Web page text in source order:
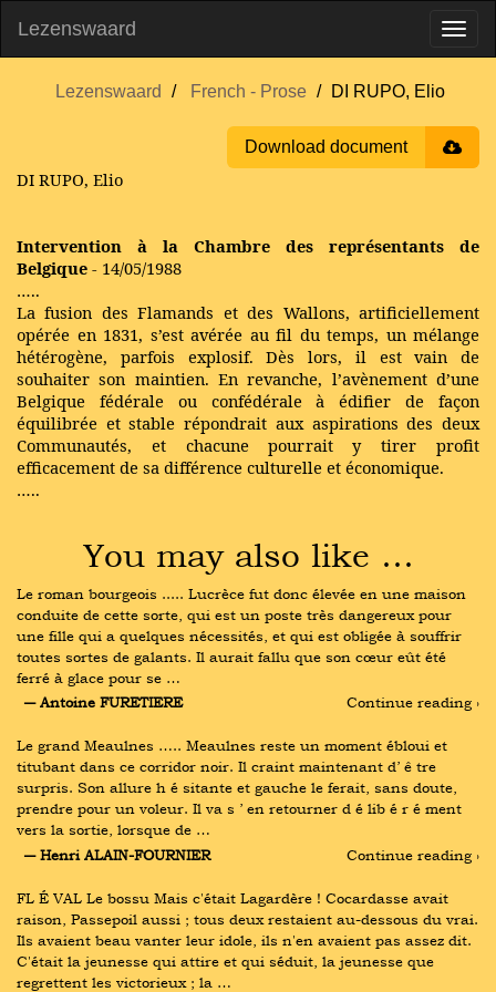
Lezenswaard
Lezenswaard French - Prose DI RUPO, Elio
Download document
DI RUPO, Elio
Intervention à la Chambre des représentants de
Belgique - 14/05/1988
…..
La fusion des Flamands et des Wallons, artificiellement
opérée en 1831, s’est avérée au fil du temps, un mélange
hétérogène, parfois explosif. Dès lors, il est vain de
souhaiter son maintien. En revanche, l’avènement d’une
Belgique fédérale ou confédérale à édifier de façon
équilibrée et stable répondrait aux aspirations des deux
Communautés, et chacune pourrait y tirer profit
efficacement de sa différence culturelle et économique.
…..
You may also like …
Le roman bourgeois ..... Lucrèce fut donc élevée en une maison
conduite de cette sorte, qui est un poste très dangereux pour
une fille qui a quelques nécessités, et qui est obligée à souffrir
toutes sortes de galants. Il aurait fallu que son cœur eût été
ferré à glace pour se …
― Antoine FURETIERE
Continue reading ›
Le grand Meaulnes ….. Meaulnes reste un moment ébloui et
titubant dans ce corridor noir. Il craint maintenant d’ ê tre
surpris. Son allure h é sitante et gauche le ferait, sans doute,
prendre pour un voleur. Il va s ’ en retourner d é lib é r é ment
vers la sortie, lorsque de …
― Henri ALAIN-FOURNIER
Continue reading ›
FL É VAL Le bossu Mais c'était Lagardère ! Cocardasse avait
raison, Passepoil aussi ; tous deux restaient au-dessous du vrai.
Ils avaient beau vanter leur idole, ils n'en avaient pas assez dit.
C'était la jeunesse qui attire et qui séduit, la jeunesse que
regrettent les victorieux ; la …